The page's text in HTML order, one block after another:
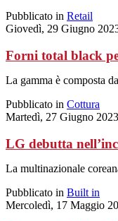
Pubblicato in Retail
Giovedì, 29 Giugno
Forni total black
La gamma è composta
Pubblicato in Cottura
Martedì, 27 Giugno
LG debutta
La multinazionale
Pubblicato in Built in
Mercoledì, 17 Maggio